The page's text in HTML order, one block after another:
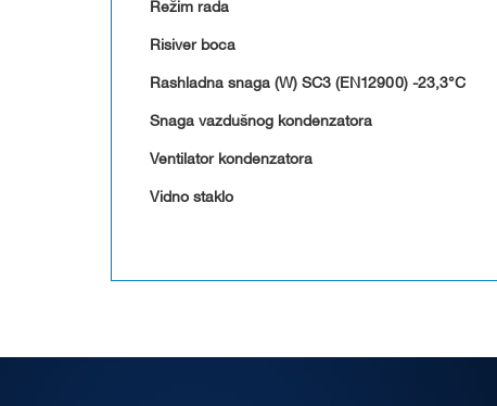
Režim rada
Risiver boca
Rashladna snaga (W) SC3 (EN12900) -23,3°C
Snaga vazdušnog kondenzatora
Ventilator kondenzatora
Vidno staklo